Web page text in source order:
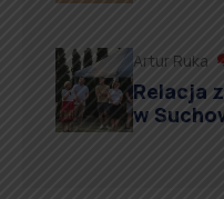
Artur Ruka
Relacja
w